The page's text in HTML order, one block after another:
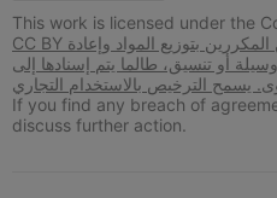
This work is licensed under the
CC BY يسمح هذا الترخيص المستخدمين المكررين بتوزيع المواد وإعادة
وسيلة أو تنسيق، طالما يتم إسنادها إلى
If you find any breach of
discuss further action.